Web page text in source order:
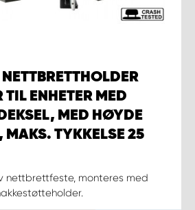
TIL ENHETER MED
MED HØYDE
TYKKELSE 25
nettbrettfeste, monteres med